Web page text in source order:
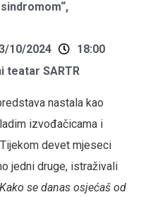
10/2024
18:00
teatar SARTR
nastala kao
izvođačicama i
devet mjeseci
jedni druge, istraživali
Kako se danas osjećaš od